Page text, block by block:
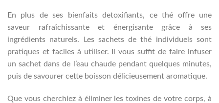
En plus de ses bienfaits detoxifiants, ce thé offre une
saveur rafraîchissante et énergisante grâce à ses
ingrédients naturels. Les sachets de thé individuels sont
pratiques et faciles à utiliser. Il vous suffit de faire infuser
un sachet dans de l’eau chaude pendant quelques minutes,
puis de savourer cette boisson délicieusement aromatique.
Que vous cherchiez à éliminer les toxines de votre corps, à